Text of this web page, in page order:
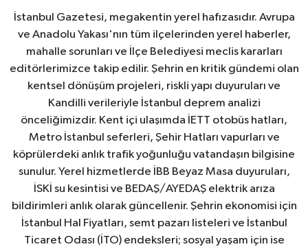
İstanbul Gazetesi, megakentin yerel hafızasıdır. Avrupa
ve Anadolu Yakası'nın tüm ilçelerinden yerel haberler,
mahalle sorunları ve İlçe Belediyesi meclis kararları
editörlerimizce takip edilir. Şehrin en kritik gündemi olan
kentsel dönüşüm projeleri, riskli yapı duyuruları ve
Kandilli verileriyle İstanbul deprem analizi
önceliğimizdir. Kent içi ulaşımda İETT otobüs hatları,
Metro İstanbul seferleri, Şehir Hatları vapurları ve
köprülerdeki anlık trafik yoğunluğu vatandaşın bilgisine
sunulur. Yerel hizmetlerde İBB Beyaz Masa duyuruları,
İSKİ su kesintisi ve BEDAŞ/AYEDAŞ elektrik arıza
bildirimleri anlık olarak güncellenir. Şehrin ekonomisi için
İstanbul Hal Fiyatları, semt pazarı listeleri ve İstanbul
Ticaret Odası (İTO) endeksleri; sosyal yaşam için ise